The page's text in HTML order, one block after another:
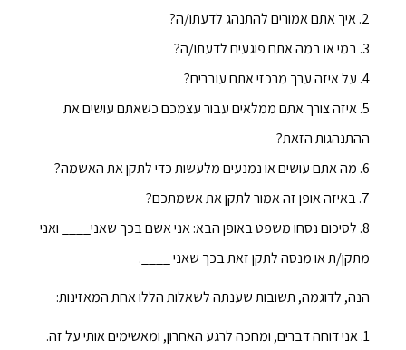
2. איך אתם אמורים להתנהג לדעתו/ה?
3. במי או במה אתם פוגעים לדעתו/ה?
4. על איזה ערך מרכזי אתם עוברים?
5. איזה צורך אתם ממלאים עבור עצמכם כשאתם עושים את
ההתנהגות הזאת?
6. מה אתם עושים או נמנעים מלעשות כדי לתקן את האשמה?
7. באיזה אופן זה אמור לתקן את אשמתכם?
8. לסיכום נסחו משפט באופן הבא: אני אשם בכך שאני____ ואני
מתקן/ת או מנסה לתקן זאת בכך שאני ____.
הנה, לדוגמה, תשובות שענתה לשאלות הללו אחת המאזינות:
1. אני דוחה דברים, ומחכה לרגע האחרון, ומאשימים אותי על זה.